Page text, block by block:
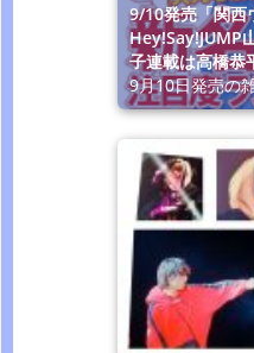
9/10発売「関西
Hey!Say!JUMP
子連載は高橋恭
9月10日発売の